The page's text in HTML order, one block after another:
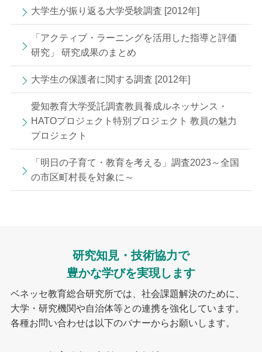
大学生が振り返る大学受験調査 [2012年]
「アクティブ・ラーニングを活用した指導と評価
研究」 研究成果のまとめ
大学生の保護者に関する調査 [2012年]
愛知教育大学受託調査教員養成ルネッサンス・
HATOプロジェクト特別プロジェクト 教員の魅力
プロジェクト
「明日の子育て・教育を考える」調査2023～全国
の市区町村長を対象に～
研究知見・技術協力で
豊かな学びを実現します
ベネッセ教育総合研究所では、社会課題解決のために、
大学・研究機関や自治体等との連携を強化しています。
各種お問い合わせは以下のバナーからお願いします。